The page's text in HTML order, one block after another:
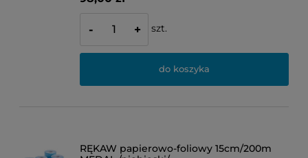
- + szt.
do koszyka
RĘKAW papierowo-foliowy 15cm/200m